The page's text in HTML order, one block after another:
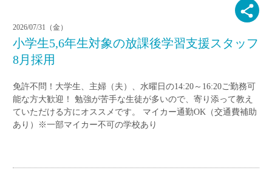
2026/07/31（金）
小学生5,6年生対象の放課後学習支援スタッフ
8月採用
免許不問！大学生、主婦（夫）、水曜日の14:20～16:20ご勤務可
能な方大歓迎！ 勉強が苦手な生徒が多いので、寄り添って教え
ていただける方にオススメです。 マイカー通勤OK（交通費補助
あり）※一部マイカー不可の学校あり